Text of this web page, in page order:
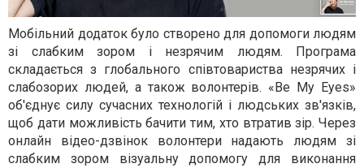
Мобільний додаток було створено для допомоги людям
зі слабким зором і незрячим людям. Програма
складається з глобального співтовариства незрячих і
слабозорих людей, а також волонтерів. «Be My Eyes»
об'єднує силу сучасних технологій і людських зв'язків,
щоб дати можливість бачити тим, хто втратив зір. Через
онлайн відео-дзвінок волонтери надають людям зі
слабким зором візуальну допомогу для виконання